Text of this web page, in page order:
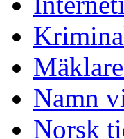
Namn
Norsk